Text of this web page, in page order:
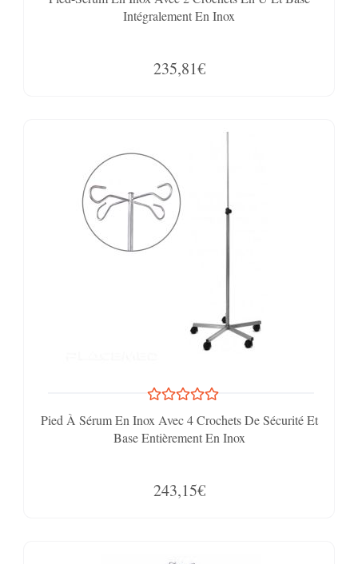
Intégralement En Inox
235,81€
Pied À Sérum En Inox Avec 4 Crochets De Sécurité Et
Base Entièrement En Inox
243,15€